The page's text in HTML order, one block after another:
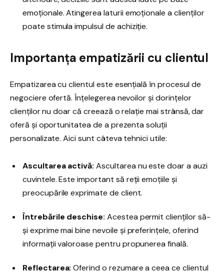
emoționale. Atingerea laturii emoționale a clienților
poate stimula impulsul de achiziție.
Importanța empatizării cu clientul
Empatizarea cu clientul este esențială în procesul de
negociere ofertă. Înțelegerea nevoilor și dorințelor
clienților nu doar că creează o relație mai strânsă, dar
oferă și oportunitatea de a prezenta soluții
personalizate. Aici sunt câteva tehnici utile:
Ascultarea activă: Ascultarea nu este doar a auzi
cuvintele. Este important să reții emoțiile și
preocupările exprimate de client.
Întrebările deschise: Acestea permit clienților să-
și exprime mai bine nevoile și preferințele, oferind
informații valoroase pentru propunerea finală.
Reflectarea: Oferind o rezumare a ceea ce clientul